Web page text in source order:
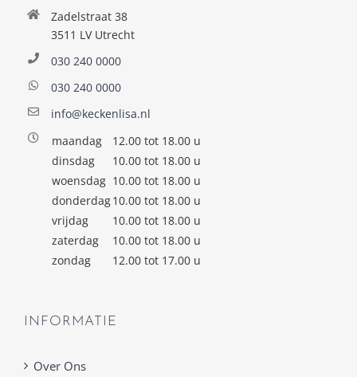
Zadelstraat 38
3511 LV Utrecht
030 240 0000
030 240 0000
info@keckenlisa.nl
maandag
12.00 tot 18.00 u
dinsdag
10.00 tot 18.00 u
woensdag 10.00 tot 18.00 u
donderdag10.00 tot 18.00 u
vrijdag
10.00 tot 18.00 u
zaterdag
10.00 tot 18.00 u
zondag
12.00 tot 17.00 u
INFORMATIE
Over Ons